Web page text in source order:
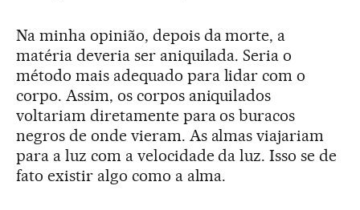
Na minha opinião, depois da morte, a
matéria deveria ser aniquilada. Seria o
método mais adequado para lidar com o
corpo. Assim, os corpos aniquilados
voltariam diretamente para os buracos
negros de onde vieram. As almas viajariam
para a luz com a velocidade da luz. Isso se de
fato existir algo como a alma.